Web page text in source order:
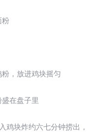
，放进鸡块摇匀
在盘子里
块炸约六七分钟捞出，